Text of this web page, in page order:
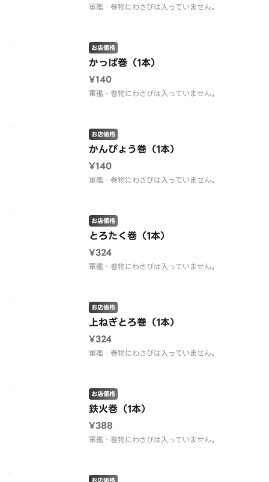
軍艦・巻物にわさびは入っていません。
かっぱ巻（1本）
お店価格
¥140
軍艦・巻物にわさびは入っていません。
かんぴょう巻（1本）
お店価格
¥140
軍艦・巻物にわさびは入っていません。
とろたく巻（1本）
お店価格
¥324
軍艦・巻物にわさびは入っていません。
上ねぎとろ巻（1本）
お店価格
¥324
軍艦・巻物にわさびは入っていません。
鉄火巻（1本）
お店価格
¥388
軍艦・巻物にわさびは入っていません。